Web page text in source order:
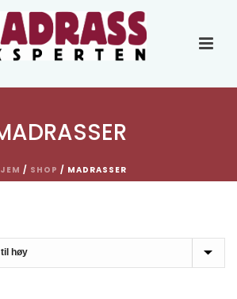
/ SHOP / MADRASSER